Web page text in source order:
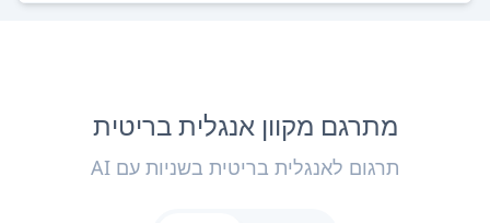
מתרגם מקוון אנגלית בריטית
תרגום לאנגלית בריטית בשניות עם AI